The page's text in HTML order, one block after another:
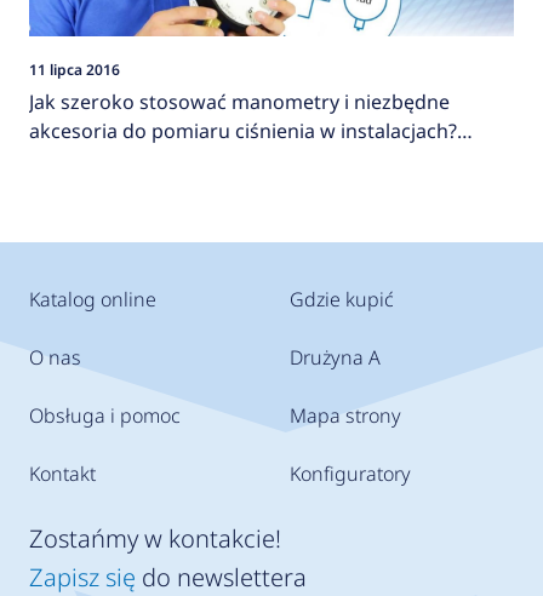
11 lipca 2016
Jak szeroko stosować manometry i niezbędne
akcesoria do pomiaru ciśnienia w instalacjach?
Katalog online
O nas
Obsługa i pomoc
Kontakt
Gdzie kupić
Drużyna A
Mapa strony
Konfiguratory
Zostańmy w kontakcie!
Zapisz się do newslettera